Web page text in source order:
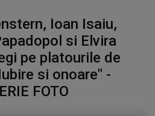
Ioan Isaiu,
si Elvira
pe platourile de
si onoare" -
FOTO